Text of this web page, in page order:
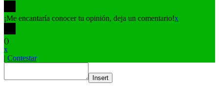
¡Me encantaría conocer tu opinión, deja un comentario!x
()
x
| Contestar
Insert